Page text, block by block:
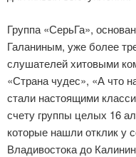
Группа «СерьГа»,
Галаниным, уже более
слушателей хитовыми
«Страна чудес», «А что
стали настоящими
счету группы целых 16
которые нашли отклик у
Владивостока до